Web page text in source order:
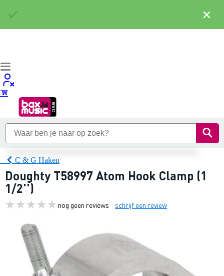
C & G Haken
Doughty T58997 Atom Hook Clamp (1
1/2'')
nog geen reviews schrijf een review
×